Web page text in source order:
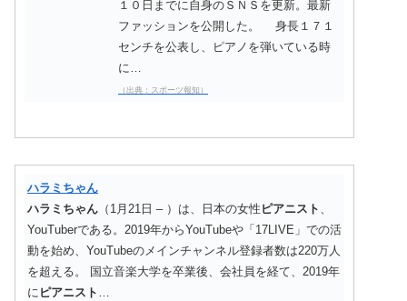
１０日までに自身のＳＮＳを更新。最新
ファッションを公開した。 身長１７１
センチを公表し、ピアノを弾いている時
に…
（出典：スポーツ報知）
ハラミちゃん
ハラミちゃん （1月21日 – ）は、日本の女性 ピアニスト 、
YouTuberである。2019年からYouTubeや「17LIVE」での活
動を始め、YouTubeのメインチャンネル登録者数は220万人
を超える。 国立音楽大学を卒業後、会社員を経て、2019年
に ピアニスト …